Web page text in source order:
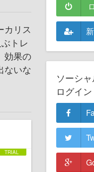
カリス
トレ
効果の
ないな
ソーシ
ログイン